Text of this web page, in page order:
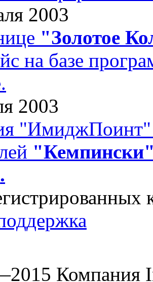
2003
"Золотое
на базе
2003
"ИмиджПоинт"
Компания